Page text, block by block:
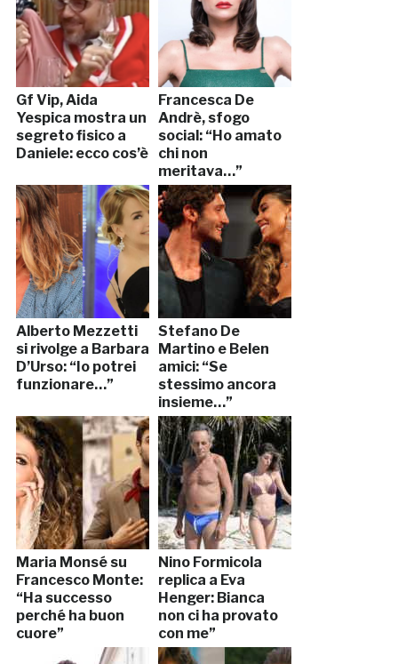
Gf Vip, Aida
Yespica mostra un
segreto fisico a
Daniele: ecco cos’è
Francesca De
Andrè, sfogo
social: “Ho amato
chi non
meritava…”
Alberto Mezzetti
si rivolge a Barbara
D’Urso: “Io potrei
funzionare…”
Stefano De
Martino e Belen
amici: “Se
stessimo ancora
insieme…”
Maria Monsé su
Francesco Monte:
“Ha successo
perché ha buon
cuore”
Nino Formicola
replica a Eva
Henger: Bianca
non ci ha provato
con me”